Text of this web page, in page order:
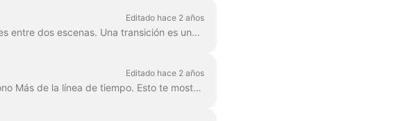
Editado hace 2 años
En Wave.video, puedes "pegar" dos clips de vídeo añadiendo transiciones entre dos escenas. Una transición es una técnica de edición de vídeo que permite...
Editado hace 2 años
Para añadir más videoclips a tu vídeo, sólo tienes que hacer clic en el icono Más de la línea de tiempo. Esto te mostrará todas las opciones. Para eliminar una escena...